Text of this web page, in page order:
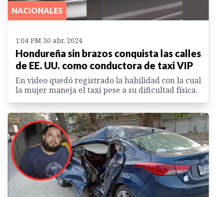
NACIONALES
1:04 PM 30 abr. 2024
Hondureña sin brazos conquista las calles
de EE. UU. como conductora de taxi VIP
En video quedó registrado la habilidad con la cual
la mujer maneja el taxi pese a su dificultad física.